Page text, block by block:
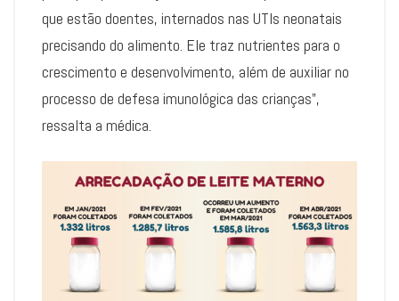
que estão doentes, internados nas UTIs neonatais
precisando do alimento. Ele traz nutrientes para o
crescimento e desenvolvimento, além de auxiliar no
processo de defesa imunológica das crianças”,
ressalta a médica.